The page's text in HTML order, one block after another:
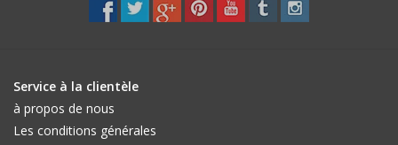
Service à la clientèle
à propos de nous
Les conditions générales